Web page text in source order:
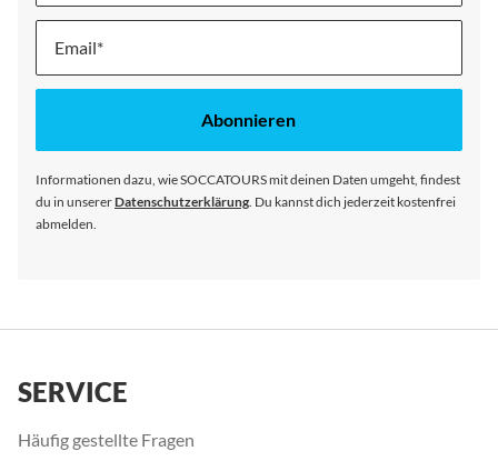
Melde
für
Abonnieren
Informationen dazu, wie SOCCATOURS mit deinen Daten umgeht, findest
du in unsererDatenschutzerklärung . Du kannst dich jederzeit kostenfrei
abmelden.
SERVICE
Häufig gestellte Fragen